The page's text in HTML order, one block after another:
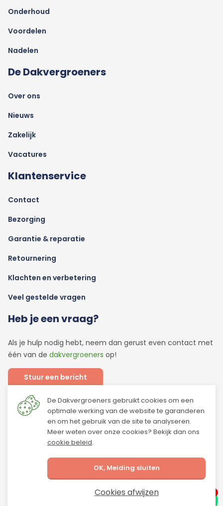
Onderhoud
Voordelen
Nadelen
De Dakvergroeners
Over ons
Nieuws
Zakelijk
Vacatures
Klantenservice
Contact
Bezorging
Garantie & reparatie
Retournering
Klachten en verbetering
Veel gestelde vragen
Heb je een vraag?
Als je hulp nodig hebt, neem dan gerust even contact met
één van de dakvergroeners op!
Stuur een bericht
Of bel mij op:
0251 - 745 045
© 2026 Dakvergroeners Algemene voorwaarden
Disclaimer
De Dakvergroeners gebruikt cookies om een
optimale werking van de website te garanderen
en om het gebruik van de site te analyseren.
Meer weten over onze cookies? Bekijk dan ons
cookie beleid.
OK, Melding sluiten
Cookies afwijzen